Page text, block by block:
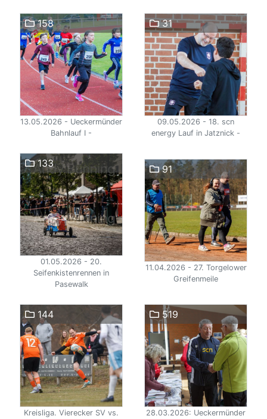
158
13.05.2026 - Ueckermünder
Bahnlauf I -
31
09.05.2026 - 18. scn
energy Lauf in Jatznick -
133
01.05.2026 - 20.
Seifenkistenrennen in
Pasewalk
91
11.04.2026 - 27. Torgelower
Greifenmeile
144
Kreisliga. Vierecker SV vs.
519
28.03.2026: Ueckermünder